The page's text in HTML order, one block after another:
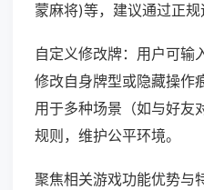
蒙麻将)等，建议通过正规
自定义修改牌：用户可输
修改自身牌型或隐藏操作
用于多种场景（如与好友
规则，维护公平环境。
聚焦相关游戏功能优势与